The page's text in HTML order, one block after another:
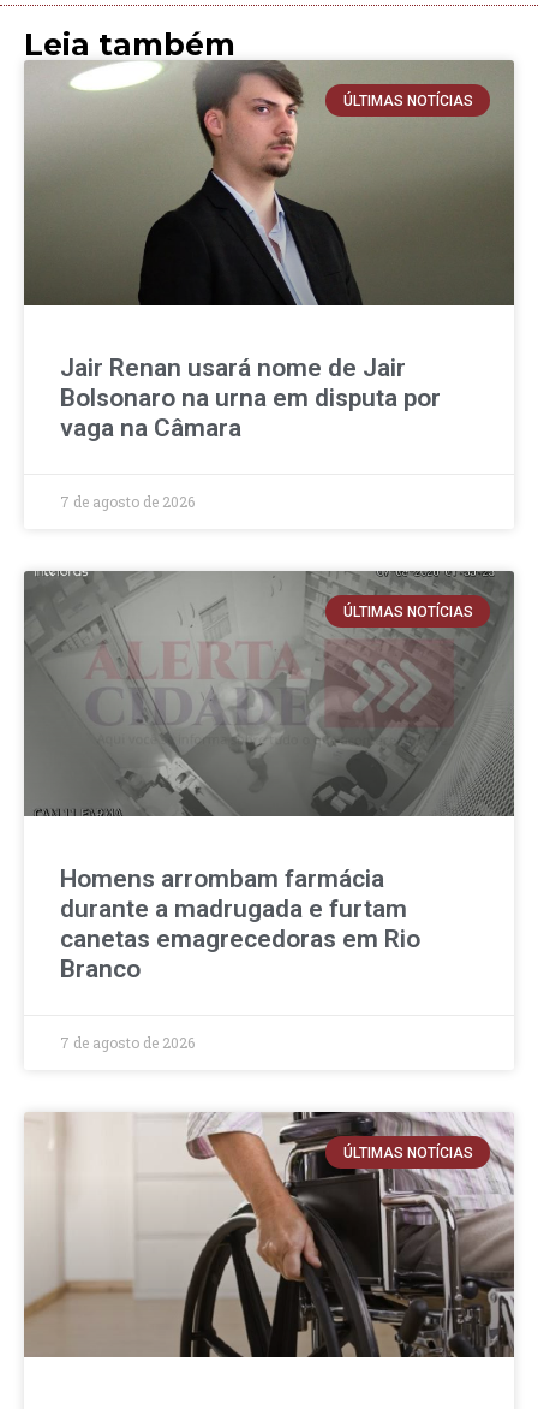
Leia também
ÚLTIMAS NOTÍCIAS
Jair Renan usará nome de Jair
Bolsonaro na urna em disputa por
vaga na Câmara
7 de agosto de 2026
ÚLTIMAS NOTÍCIAS
Homens arrombam farmácia
durante a madrugada e furtam
canetas emagrecedoras em Rio
Branco
7 de agosto de 2026
ÚLTIMAS NOTÍCIAS